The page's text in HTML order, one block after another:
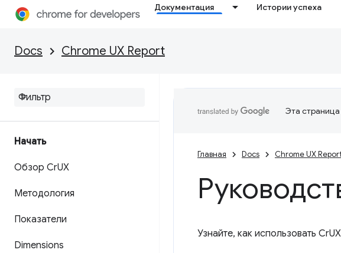
Документация Истории успеха
Docs Chrome UX Report
Начать
Обзор CrUX
Методология
Показатели
Dimensions
Эта
Главная Docs Chrome UX
Узнайте, как использовать